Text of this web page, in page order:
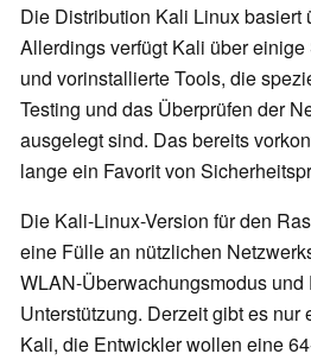
Die Distribution Kali Linux basiert
Allerdings verfügt Kali über
und vorinstallierte Tools, die
Testing und das Überprüfen der
ausgelegt sind. Das bereits
lange ein Favorit von
Die Kali-Linux-Version für den
eine Fülle an nützlichen
WLAN-Überwachungsmodus und
Unterstützung. Derzeit gibt es nur
Kali, die Entwickler wollen eine